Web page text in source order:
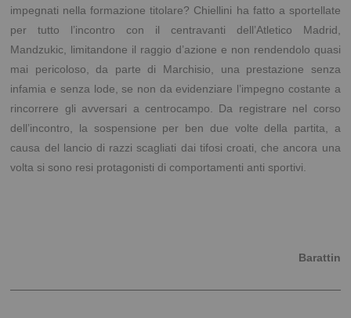
impegnati nella formazione titolare? Chiellini ha fatto a sportellate
per tutto l’incontro con il centravanti dell’Atletico Madrid,
Mandzukic, limitandone il raggio d’azione e non rendendolo quasi
mai pericoloso, da parte di Marchisio, una prestazione senza
infamia e senza lode, se non da evidenziare l’impegno costante a
rincorrere gli avversari a centrocampo. Da registrare nel corso
dell’incontro, la sospensione per ben due volte della partita, a
causa del lancio di razzi scagliati dai tifosi croati, che ancora una
volta si sono resi protagonisti di comportamenti anti sportivi.
Barattin